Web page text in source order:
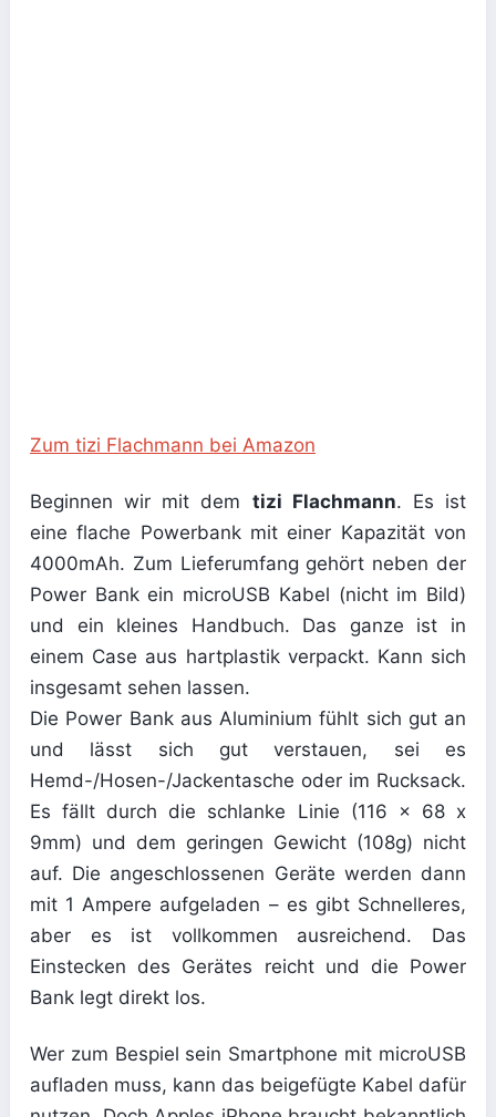
Zum tizi Flachmann bei Amazon
Beginnen wir mit dem tizi Flachmann. Es ist
eine flache Powerbank mit einer Kapazität von
4000mAh. Zum Lieferumfang gehört neben der
Power Bank ein microUSB Kabel (nicht im Bild)
und ein kleines Handbuch. Das ganze ist in
einem Case aus hartplastik verpackt. Kann sich
insgesamt sehen lassen.
Die Power Bank aus Aluminium fühlt sich gut an
und lässt sich gut verstauen, sei es
Hemd-/Hosen-/Jackentasche oder im Rucksack.
Es fällt durch die schlanke Linie (116 x 68 x
9mm) und dem geringen Gewicht (108g) nicht
auf. Die angeschlossenen Geräte werden dann
mit 1 Ampere aufgeladen – es gibt Schnelleres,
aber es ist vollkommen ausreichend. Das
Einstecken des Gerätes reicht und die Power
Bank legt direkt los.
Wer zum Bespiel sein Smartphone mit microUSB
aufladen muss, kann das beigefügte Kabel dafür